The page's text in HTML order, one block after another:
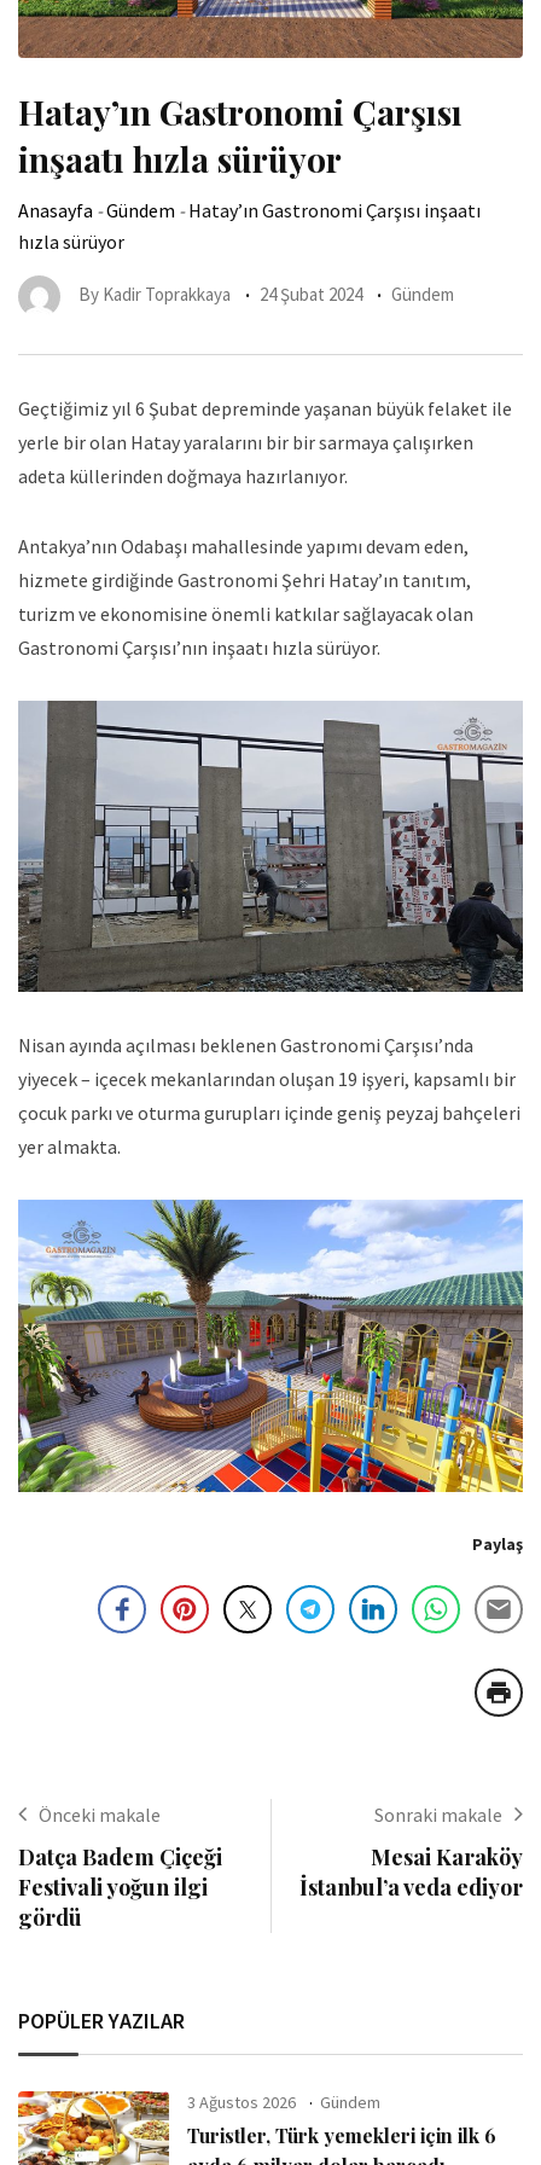
Hatay’ın Gastronomi Çarşısı
inşaatı hızla sürüyor
Anasayfa -Gündem -Hatay’ın Gastronomi Çarşısı inşaatı
hızla sürüyor
By Kadir Toprakkaya 24 Şubat 2024 Gündem
Geçtiğimiz yıl 6 Şubat depreminde yaşanan büyük felaket ile
yerle bir olan Hatay yaralarını bir bir sarmaya çalışırken
adeta küllerinden doğmaya hazırlanıyor.
Antakya’nın Odabaşı mahallesinde yapımı devam eden,
hizmete girdiğinde Gastronomi Şehri Hatay’ın tanıtım,
turizm ve ekonomisine önemli katkılar sağlayacak olan
Gastronomi Çarşısı’nın inşaatı hızla sürüyor.
Nisan ayında açılması beklenen Gastronomi Çarşısı’nda
yiyecek – içecek mekanlarından oluşan 19 işyeri, kapsamlı bir
çocuk parkı ve oturma gurupları içinde geniş peyzaj bahçeleri
yer almakta.
Paylaş
Önceki makale
Datça Badem Çiçeği
Festivali yoğun ilgi
gördü
Sonraki makale
Mesai Karaköy
İstanbul’a veda ediyor
POPÜLER YAZILAR
3 Ağustos 2026 Gündem
Turistler, Türk yemekleri için ilk 6